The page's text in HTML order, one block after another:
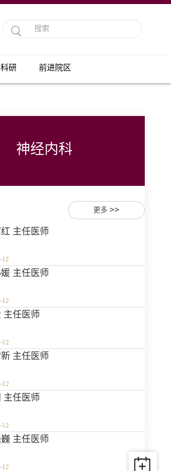
研 前进院区
神经内科
更多 >>
主任医师
12
主任医师
12
主任医师
12
主任医师
12
主任医师
12
主任医师
12